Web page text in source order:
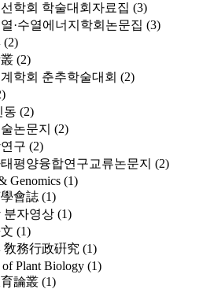
학회 학술대회자료집 (3)
·수열에너지학회논문집 (3)
(2)
(2)
학회 춘추학술대회 (2)
동 (2)
논문지 (2)
구 (2)
평양융합연구교류논문지 (2)
Genomics (1)
會誌 (1)
분자영상 (1)
(1)
敎務行政硏究 (1)
of Plant Biology (1)
論叢 (1)